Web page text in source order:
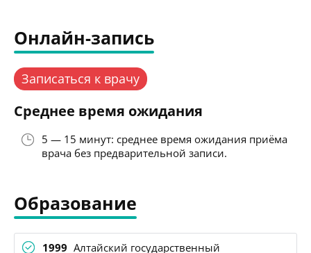
Онлайн-запись
Записаться к врачу
Среднее время ожидания
5 — 15 минут: среднее время ожидания приёма
врача без предварительной записи.
Образование
1999 Алтайский государственный